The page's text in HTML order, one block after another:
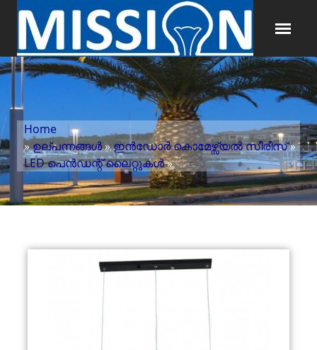
Home
»ഉല്പന്നങ്ങൾ»ഇൻഡോർ കൊമേഴ്സ്യൽ സീരീസ്»
LED പെൻഡന്റ് ലൈറ്റുകൾ»